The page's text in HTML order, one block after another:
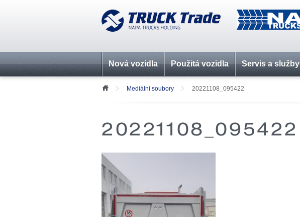
Nová vozidla Použitá vozidla Servis a služby
Mediální soubory 20221108_095422
20221108_095422